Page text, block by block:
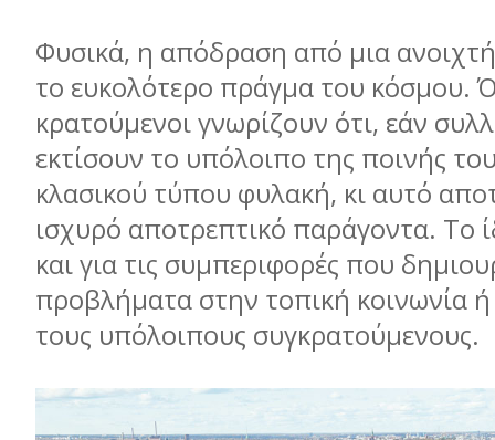
Φυσικά, η απόδραση από µια
το ευκολότερο πράγµα του κόσµου.
κρατούµενοι γνωρίζουν ότι, εάν
εκτίσουν το υπόλοιπο της ποινής
κλασικού τύπου φυλακή, κι αυτό
ισχυρό αποτρεπτικό παράγοντα. Το
και για τις συµπεριφορές που
προβλήµατα στην τοπική κοινωνία ή
τους υπόλοιπους συγκρατούµενους.